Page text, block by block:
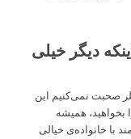
دیگر خیلی
صحبت نمی‌کنیم این
همیشه
با خانواده‌ی خیالی